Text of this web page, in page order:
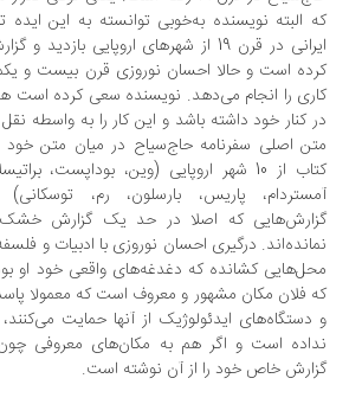
البته نویسنده به‌خوبی توانسته به این ایده
ایرانی در قرن 19 از شهرهای اروپایی بازدید و
است و حالا احسان نوروزی قرن بیست و یکمی،
را انجام می‌دهد. نویسنده سعی کرده است همیشه
کنار خود داشته باشد و این کار را به واسطه نقل کردنِ
اصلی سفرنامه حاج‌سیاح در میان متن خود
کتاب از 10 شهر اروپایی (وین، بوداپست، براتیسلاوا،
پاریس، بارسلون، رم، توسکانی)
که اصلا در حد یک گزارش خشک و
درگیری احسان نوروزی با ادبیات و فلسفه او را
کشانده که دغدغه‌های واقعی خود او بوده و
فلان مکان مشهور و معروف است که معمولا پاسداران
ایدئولوژیک از آنها حمایت می‌کنند، تن به
است و اگر هم به مکان‌های معروفی چون موزه
خاص خود را از آن نوشته است.